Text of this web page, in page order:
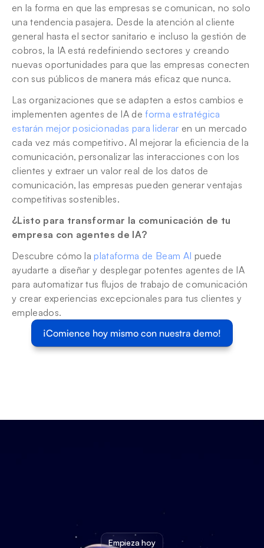
en la forma en que las empresas se comunican, no solo
una tendencia pasajera. Desde la atención al cliente
general hasta el sector sanitario e incluso la gestión de
cobros, la IA está redefiniendo sectores y creando
nuevas oportunidades para que las empresas conecten
con sus públicos de manera más eficaz que nunca.
Las organizaciones que se adapten a estos cambios e
implementen agentes de IA de forma estratégica
estarán mejor posicionadas para liderar en un mercado
cada vez más competitivo. Al mejorar la eficiencia de la
comunicación, personalizar las interacciones con los
clientes y extraer un valor real de los datos de
comunicación, las empresas pueden generar ventajas
competitivas sostenibles.
¿Listo para transformar la comunicación de tu
empresa con agentes de IA?
Descubre cómo la plataforma de Beam AI puede
ayudarte a diseñar y desplegar potentes agentes de IA
para automatizar tus flujos de trabajo de comunicación
y crear experiencias excepcionales para tus clientes y
empleados.
¡Comience hoy mismo con nuestra demo!
Empieza hoy